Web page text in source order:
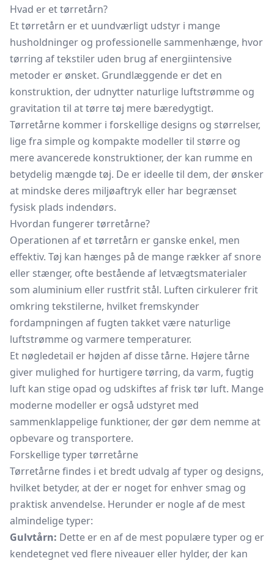
Hvad er et tørretårn?
Et tørretårn er et uundværligt udstyr i mange
husholdninger og professionelle sammenhænge, hvor
tørring af tekstiler uden brug af energiintensive
metoder er ønsket. Grundlæggende er det en
konstruktion, der udnytter naturlige luftstrømme og
gravitation til at tørre tøj mere bæredygtigt.
Tørretårne kommer i forskellige designs og størrelser,
lige fra simple og kompakte modeller til større og
mere avancerede konstruktioner, der kan rumme en
betydelig mængde tøj. De er ideelle til dem, der ønsker
at mindske deres miljøaftryk eller har begrænset
fysisk plads indendørs.
Hvordan fungerer tørretårne?
Operationen af et tørretårn er ganske enkel, men
effektiv. Tøj kan hænges på de mange rækker af snore
eller stænger, ofte bestående af letvægtsmaterialer
som aluminium eller rustfrit stål. Luften cirkulerer frit
omkring tekstilerne, hvilket fremskynder
fordampningen af fugten takket være naturlige
luftstrømme og varmere temperaturer.
Et nøgledetail er højden af disse tårne. Højere tårne
giver mulighed for hurtigere tørring, da varm, fugtig
luft kan stige opad og udskiftes af frisk tør luft. Mange
moderne modeller er også udstyret med
sammenklappelige funktioner, der gør dem nemme at
opbevare og transportere.
Forskellige typer tørretårne
Tørretårne findes i et bredt udvalg af typer og designs,
hvilket betyder, at der er noget for enhver smag og
praktisk anvendelse. Herunder er nogle af de mest
almindelige typer:
Gulvtårn: Dette er en af de mest populære typer og er
kendetegnet ved flere niveauer eller hylder, der kan